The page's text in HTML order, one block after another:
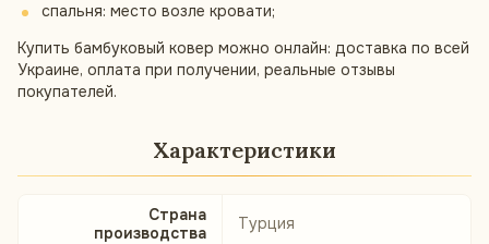
спальня: место возле кровати;
Купить бамбуковый ковер можно онлайн: доставка по всей
Украине, оплата при получении, реальные отзывы
покупателей.
Характеристики
Страна
производства
Турция